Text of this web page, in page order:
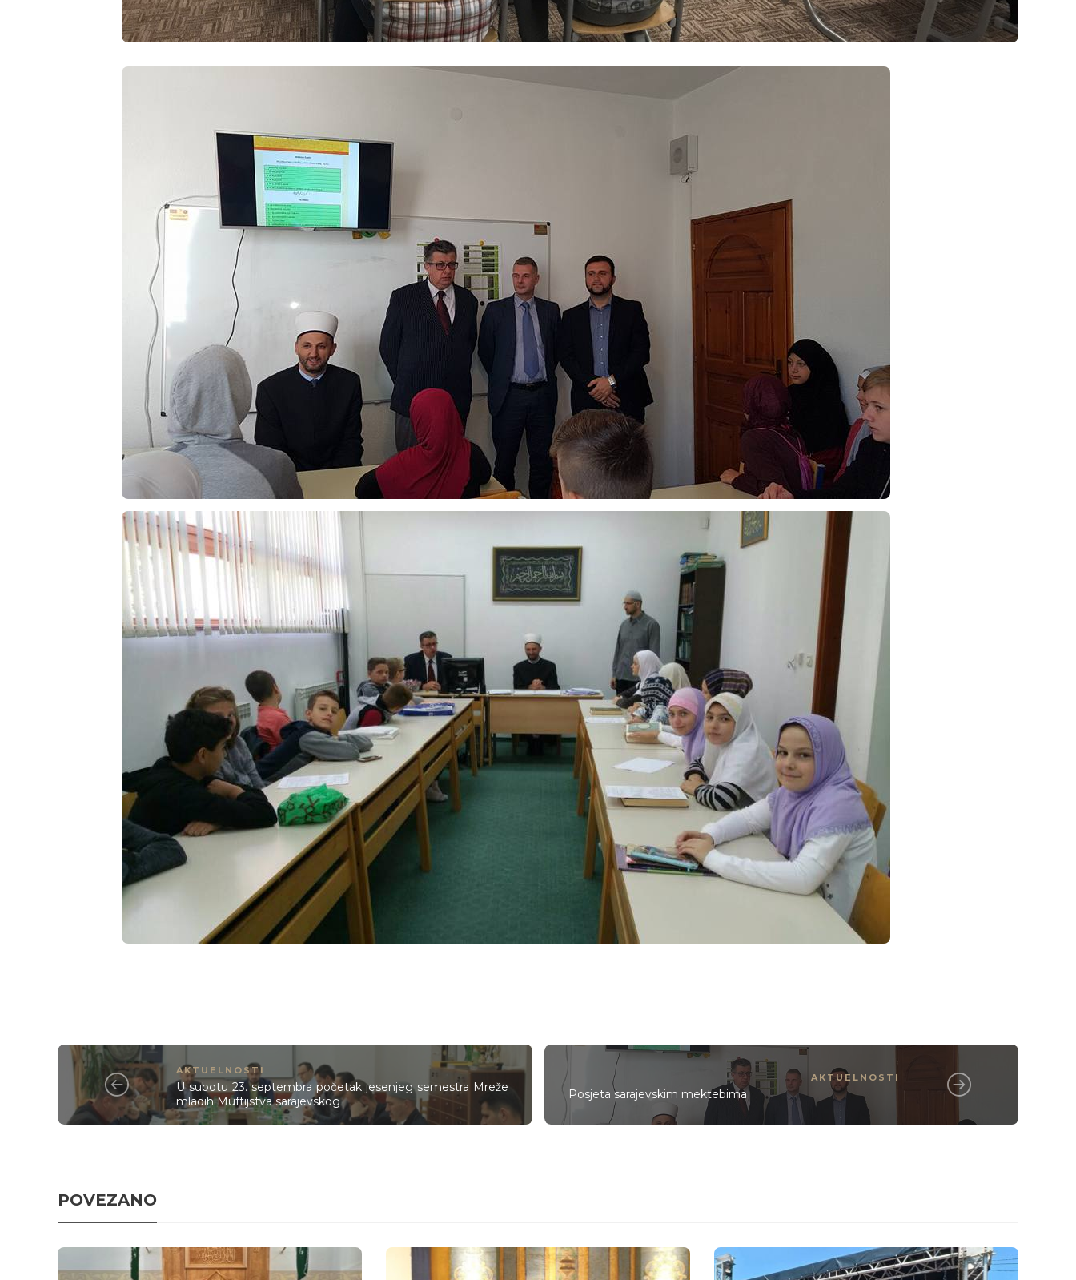
AKTUELNOSTI
U subotu 23. septembra početak jesenjeg semestra Mreže
mladih Muftijstva sarajevskog
AKTUELNOSTI
Posjeta sarajevskim mektebima
POVEZANO